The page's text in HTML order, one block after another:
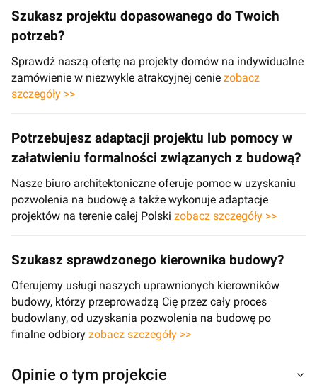
Szukasz projektu dopasowanego do Twoich
potrzeb?
Sprawdź naszą ofertę na projekty domów na indywidualne
zamówienie w niezwykle atrakcyjnej cenie zobacz
szczegóły >>
Potrzebujesz adaptacji projektu lub pomocy w
załatwieniu formalności związanych z budową?
Nasze biuro architektoniczne oferuje pomoc w uzyskaniu
pozwolenia na budowę a także wykonuje adaptacje
projektów na terenie całej Polski zobacz szczegóły >>
Szukasz sprawdzonego kierownika budowy?
Oferujemy usługi naszych uprawnionych kierowników
budowy, którzy przeprowadzą Cię przez cały proces
budowlany, od uzyskania pozwolenia na budowę po
finalne odbiory zobacz szczegóły >>
Opinie o tym projekcie